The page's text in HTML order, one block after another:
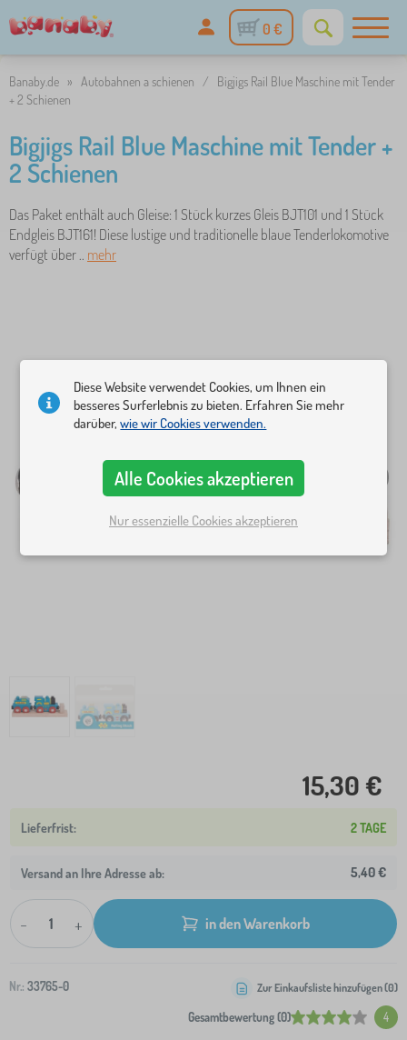
0 €
Banaby.de » Autobahnen a schienen /
Bigjigs Rail Blue Maschine mit Tender
+ 2 Schienen
Bigjigs Rail Blue Maschine mit Tender +
2 Schienen
Das Paket enthält auch Gleise: 1 Stück kurzes Gleis BJT101 und 1 Stück
Endgleis BJT161! Diese lustige und traditionelle blaue Tenderlokomotive
verfügt über .. mehr
15,30 €
2 TAGE
Versand an Ihre Adresse ab: 5,40 €
- + in den Warenkorb
Nr.: 33765-0
Gesamtbewertung (0) 4
Zur Einkaufsliste hinzufügen (0)
Diese Website verwendet Cookies, um Ihnen ein
besseres Surferlebnis zu bieten. Erfahren Sie mehr
darüber,wie wir Cookies verwenden.
Alle Cookies akzeptieren
Nur essenzielle Cookies akzeptieren